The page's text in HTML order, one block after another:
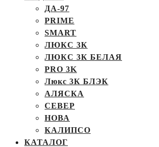
ДА-97
PRIME
SMART
ЛЮКС 3К
ЛЮКС 3К БЕЛАЯ
PRO 3K
Люкс 3К БЛЭК
АЛЯСКА
СЕВЕР
НОВА
КАЛИПСО
КАТАЛОГ